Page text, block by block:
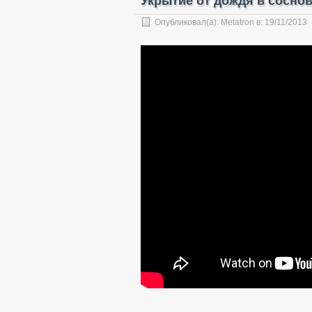
Опубликовал(а): Metatron в: 19/11/2013